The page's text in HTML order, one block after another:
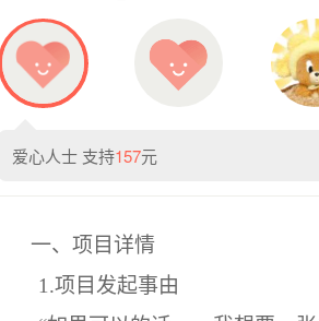
爱心人士 支持157元
一、项目详情
1.项目发起事由